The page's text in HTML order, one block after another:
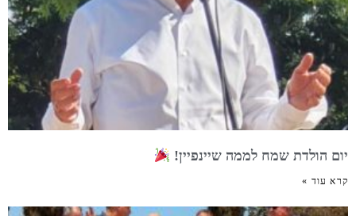
יום הולדת שמח לממה שיינפיין!
קרא עוד »